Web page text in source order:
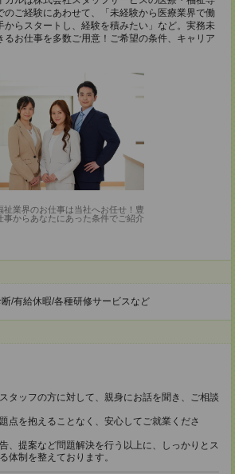
のご経験にあわせて、「未経験から医療業界で働
からスタートし、経験を積みたい」など。実務未
るお仕事を多数ご用意！ご希望の条件、キャリア
祉業界のお仕事は当社へお任せ！豊
事からあなたにあった条件でご紹介
/有給休暇/各種研修サービスなど
タッフの方に対して、親身にお話を聞き、ご相談
点を抱えることなく、安心してご就業くださ
、提案など問題解決を行う以上に、しっかりとス
体制を整えております。